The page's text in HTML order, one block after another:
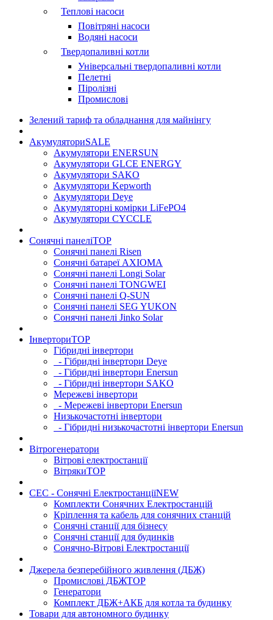
Теплові насоси
Повітряні насоси
Водяні насоси
Твердопаливні котли
Універсальні твердопаливні котли
Пелетні
Піролізні
Промислові
Зелений тариф та обладнання для майнінгу
АкумуляториSALE
Акумулятори ENERSUN
Акумулятори GLCE ENERGY
Акумулятори SAKO
Акумулятори Kepworth
Акумулятори Deye
Акумуляторні комірки LiFePO4
Акумулятори CYCCLE
Сонячні панеліTOP
Сонячні панелі Risen
Сонячні батареї AXIOMA
Сонячні панелі Longi Solar
Сонячні панелі TONGWEI
Сонячні панелі Q-SUN
Сонячні панелі SEG YUKON
Сонячні панелі Jinko Solar
ІнверториTOP
Гібридні інвертори
- Гібридні інвертори Deye
- Гібридні інвертори Enersun
- Гібридні інвертори SAKO
Мережеві інвертори
- Мережеві інвертори Enersun
Низькочастотні інвертори
- Гібридні низькочастотні інвертори Enersun
Вітрогенератори
Вітрові електростанції
ВітрякиTOP
СЕС - Сонячні ЕлектростанціїNEW
Комплекти Сонячних Електростанцій
Кріплення та кабель для сонячних станцій
Сонячні станції для бізнесу
Сонячні станції для будинків
Сонячно-Вітрові Електростанції
Джерела безперебійного живлення (ДБЖ)
Промислові ДБЖTOP
Генератори
Комплект ДБЖ+АКБ для котла та будинку
Товари для автономного будинку